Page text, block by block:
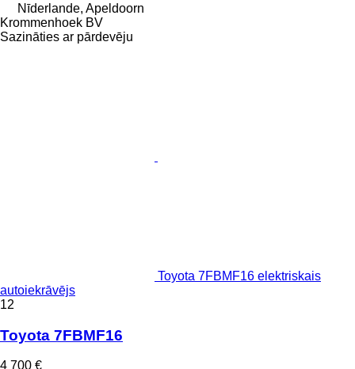
Nīderlande, Apeldoorn
Krommenhoek BV
Sazināties ar pārdevēju
Toyota 7FBMF16 elektriskais
autoiekrāvējs
12
Toyota 7FBMF16
4 700 €